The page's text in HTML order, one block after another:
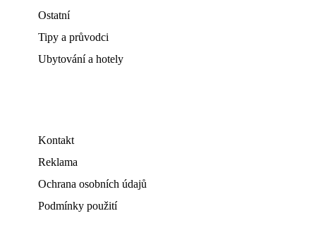
Ostatní
Tipy a průvodci
Ubytování a hotely
Kontakt
Reklama
Ochrana osobních údajů
Podmínky použití